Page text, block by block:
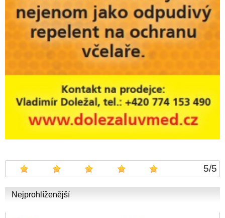
5/5
Nejprohlíženější